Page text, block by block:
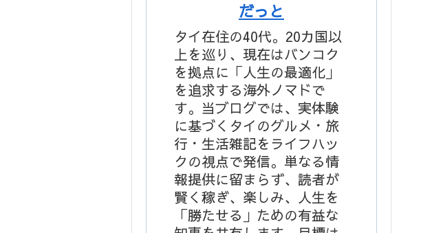
だっと
タイ在住の40代。20カ国以
上を巡り、現在はバンコク
を拠点に「人生の最適化」
を追求する海外ノマドで
す。当ブログでは、実体験
に基づくタイのグルメ・旅
行・生活雑記をライフハッ
クの視点で発信。単なる情
報提供に留まらず、読者が
賢く稼ぎ、楽しみ、人生を
「勝たせる」ための有益な